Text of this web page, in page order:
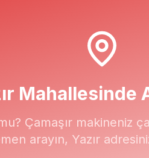
Mahallesinde
Çamaşır makineniz
arayın, Yazır